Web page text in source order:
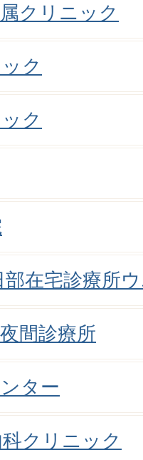
クリニック
ク
ク
在宅診療所
間診療所
ター
クリニック